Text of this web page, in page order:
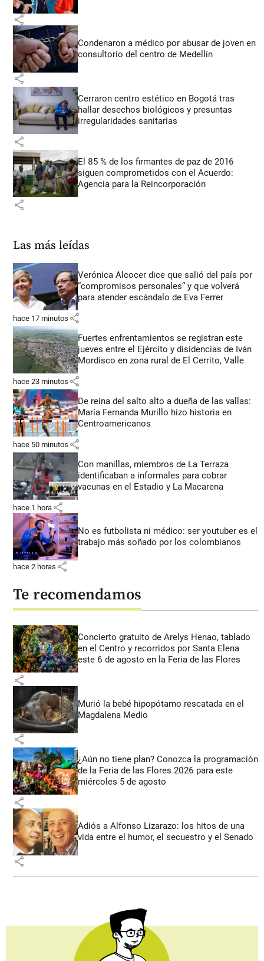
share
Condenaron a médico por abusar de joven en
consultorio del centro de Medellín
share
Cerraron centro estético en Bogotá tras
hallar desechos biológicos y presuntas
irregularidades sanitarias
share
El 85 % de los firmantes de paz de 2016
siguen comprometidos con el Acuerdo:
Agencia para la Reincorporación
share
Las más leídas
Verónica Alcocer dice que salió del país por
“compromisos personales” y que volverá
para atender escándalo de Eva Ferrer
hace 17 minutos share
Fuertes enfrentamientos se registran este
jueves entre el Ejército y disidencias de Iván
Mordisco en zona rural de El Cerrito, Valle
hace 23 minutos share
De reina del salto alto a dueña de las vallas:
María Fernanda Murillo hizo historia en
Centroamericanos
hace 50 minutos share
Con manillas, miembros de La Terraza
identificaban a informales para cobrar
vacunas en el Estadio y La Macarena
hace 1 hora share
No es futbolista ni médico: ser youtuber es el
trabajo más soñado por los colombianos
hace 2 horas share
Te recomendamos
Concierto gratuito de Arelys Henao, tablado
en el Centro y recorridos por Santa Elena
este 6 de agosto en la Feria de las Flores
share
Murió la bebé hipopótamo rescatada en el
Magdalena Medio
share
¿Aún no tiene plan? Conozca la programación
de la Feria de las Flores 2026 para este
miércoles 5 de agosto
share
Adiós a Alfonso Lizarazo: los hitos de una
vida entre el humor, el secuestro y el Senado
share